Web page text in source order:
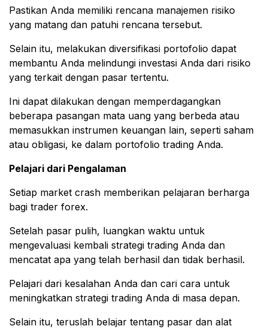
Pastikan Anda memiliki rencana manajemen risiko
yang matang dan patuhi rencana tersebut.
Selain itu, melakukan diversifikasi portofolio dapat
membantu Anda melindungi investasi Anda dari risiko
yang terkait dengan pasar tertentu.
Ini dapat dilakukan dengan memperdagangkan
beberapa pasangan mata uang yang berbeda atau
memasukkan instrumen keuangan lain, seperti saham
atau obligasi, ke dalam portofolio trading Anda.
Pelajari dari Pengalaman
Setiap market crash memberikan pelajaran berharga
bagi trader forex.
Setelah pasar pulih, luangkan waktu untuk
mengevaluasi kembali strategi trading Anda dan
mencatat apa yang telah berhasil dan tidak berhasil.
Pelajari dari kesalahan Anda dan cari cara untuk
meningkatkan strategi trading Anda di masa depan.
Selain itu, teruslah belajar tentang pasar dan alat